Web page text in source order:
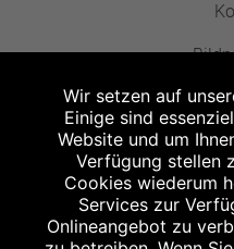
Abgabe in haushaltsüblichen
und Satzfehler keine Haftung.
Zu Risiken und Nebenwirkungen
Sie Ihren Arzt oder Apotheker.
Wir setzen auf
Einige sind
Website und um
Verfügung stellen
Cookies wiederum
Services zur
Onlineangebot zu